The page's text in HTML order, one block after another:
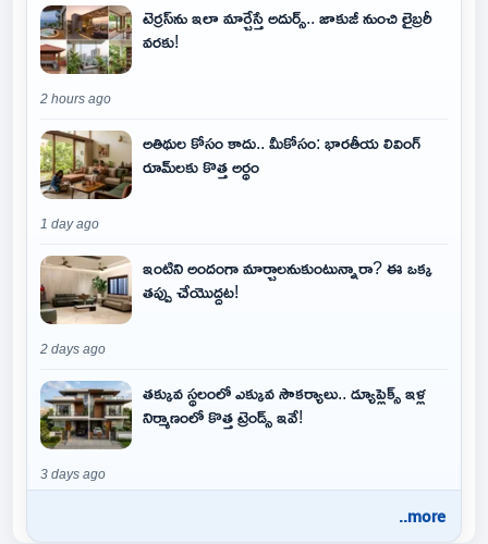
టెర్రస్‌ను ఇలా మార్చేస్తే అదుర్స్.. జాకుజీ నుంచి లైబ్రరీ
వరకు!
2 hours ago
అతిథుల కోసం కాదు.. మీకోసం: భారతీయ లివింగ్
రూమ్‌లకు కొత్త అర్థం
1 day ago
ఇంటిని అందంగా మార్చాలనుకుంటున్నారా? ఈ ఒక్క
తప్పు చేయొద్దట!
2 days ago
తక్కువ స్థలంలో ఎక్కువ సౌకర్యాలు.. డ్యూప్లెక్స్ ఇళ్ల
నిర్మాణంలో కొత్త ట్రెండ్స్ ఇవే!
3 days ago
..more